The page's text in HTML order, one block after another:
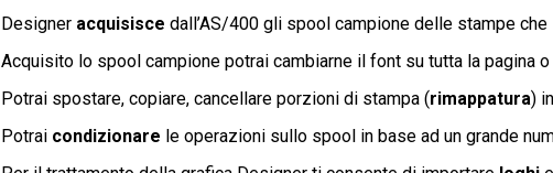
Designer acquisisce dall’AS/400 gli spool campione delle stampe
Acquisito lo spool campione potrai cambiarne il font su tutta la pagina
Potrai spostare, copiare, cancellare porzioni di stampa (rimappatura)
Potrai condizionare le operazioni sullo spool in base ad un grande